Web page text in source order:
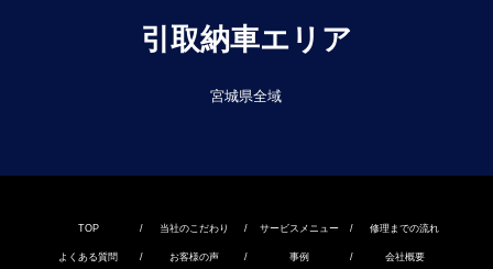
引取納車エリア
宮城県全域
TOP / 当社のこだわり / サービスメニュー / 修理までの流れ
よくある質問 / お客様の声 / 事例 / 会社概要